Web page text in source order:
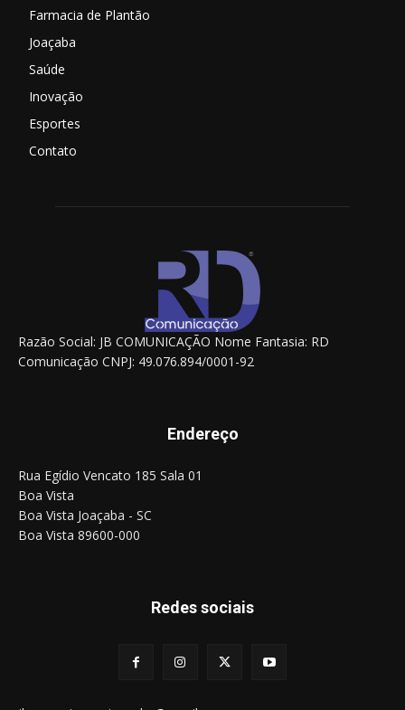
Farmacia de Plantão
Joaçaba
Saúde
Inovação
Esportes
Contato
Razão Social: JB COMUNICAÇÃO Nome Fantasia: RD
Comunicação CNPJ: 49.076.894/0001-92
Endereço
Rua Egídio Vencato 185 Sala 01
Boa Vista
Boa Vista Joaçaba - SC
Boa Vista 89600-000
Redes sociais